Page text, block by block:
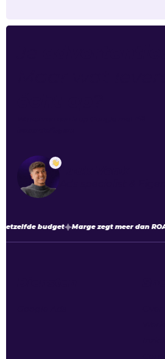
Luuk Vonk
budget Marge zegt meer dan ROAS